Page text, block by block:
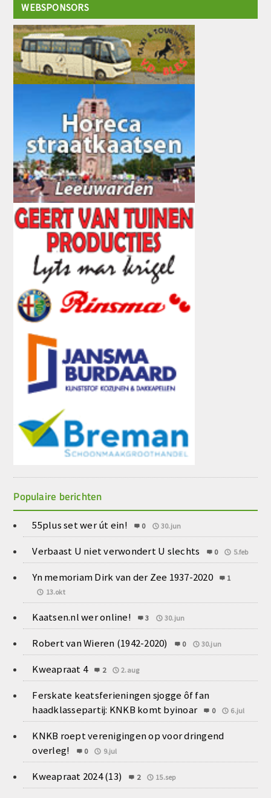
WEBSPONSORS
Populaire berichten
55plus set wer út ein! 0 30.jun
Verbaast U niet verwondert U slechts 0 5.feb
Yn memoriam Dirk van der Zee 1937-2020
1
13.okt
Kaatsen.nl wer online! 3 30.jun
Robert van Wieren (1942-2020) 0 30.jun
Kweapraat 4 2 2.aug
Ferskate keatsferieningen sjogge ôf fan
haadklassepartij: KNKB komt byinoar
0 6.jul
KNKB roept verenigingen op voor dringend
overleg!
0 9.jul
Kweapraat 2024 (13) 2 15.sep